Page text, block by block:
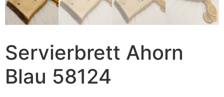
Servierbrett Ahorn
Blau 58124